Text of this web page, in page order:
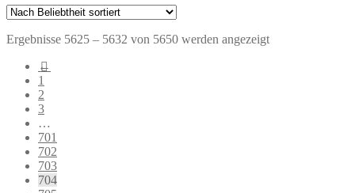
Ergebnisse 5625 – 5632 von 5650 werden angezeigtNach
←
1
2
3
…
701
702
703
704